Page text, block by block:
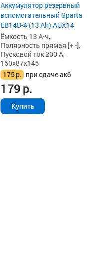
Аккумулятор резервный
вспомогательный Sparta
EB14D-4 (13 Ah) AUX14
Ёмкость 13 А·ч,
Полярность прямая [+ -],
Пусковой ток 200 А,
150x87x145
175р. при сдаче акб
179р.
Купить